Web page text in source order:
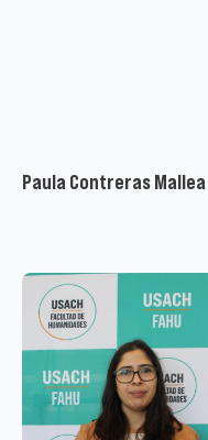
Paula Contreras Mallea